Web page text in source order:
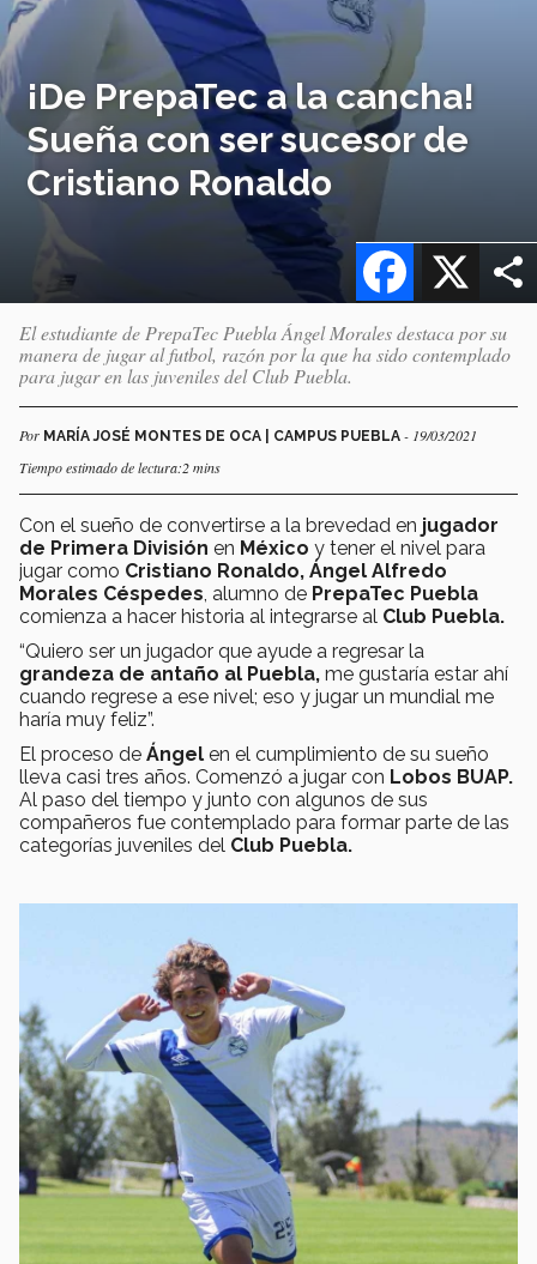
¡De PrepaTec a la cancha!
Sueña con ser sucesor de
Cristiano Ronaldo
X
Facebook
El estudiante de PrepaTec Puebla Ángel Morales destaca por su
manera de jugar al futbol, razón por la que ha sido contemplado
para jugar en las juveniles del Club Puebla.
Por MARÍA JOSÉ MONTES DE OCA | CAMPUS PUEBLA - 19/03/2021
Tiempo estimado de lectura:2 mins
Con el sueño de convertirse a la brevedad en jugador
de Primera División en México y tener el nivel para
jugar como Cristiano Ronaldo, Ángel Alfredo
Morales Céspedes , alumno de PrepaTec Puebla
comienza a hacer historia al integrarse al Club Puebla.
“Quiero ser un jugador que ayude a regresar la
grandeza de antaño al Puebla, me gustaría estar ahí
cuando regrese a ese nivel; eso y jugar un mundial me
haría muy feliz”.
El proceso de Ángel en el cumplimiento de su sueño
lleva casi tres años. Comenzó a jugar con Lobos BUAP.
Al paso del tiempo y junto con algunos de sus
compañeros fue contemplado para formar parte de las
categorías juveniles del Club Puebla.